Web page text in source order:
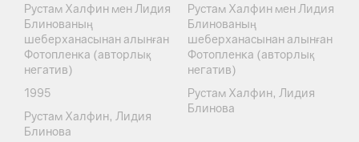
Рустам Халфин мен Лидия
Блинованың
шеберханасынан алынған
Фотопленка (авторлық
негатив)
1995
Рустам Халфин, Лидия
Блинова
Рустам Халфин мен Лидия
Блинованың
шеберханасынан алынған
Фотопленка (авторлық
негатив)
Рустам Халфин, Лидия
Блинова